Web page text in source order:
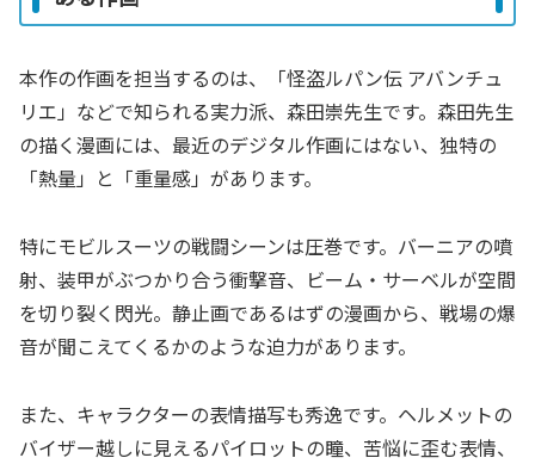
本作の作画を担当するのは、「怪盗ルパン伝 アバンチュ
リエ」などで知られる実力派、森田崇先生です。森田先生
の描く漫画には、最近のデジタル作画にはない、独特の
「熱量」と「重量感」があります。
特にモビルスーツの戦闘シーンは圧巻です。バーニアの噴
射、装甲がぶつかり合う衝撃音、ビーム・サーベルが空間
を切り裂く閃光。静止画であるはずの漫画から、戦場の爆
音が聞こえてくるかのような迫力があります。
また、キャラクターの表情描写も秀逸です。ヘルメットの
バイザー越しに見えるパイロットの瞳、苦悩に歪む表情、